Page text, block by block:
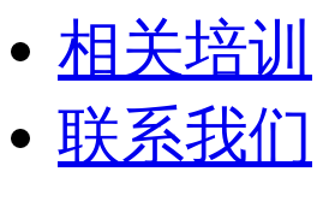
相关培训
联系我们